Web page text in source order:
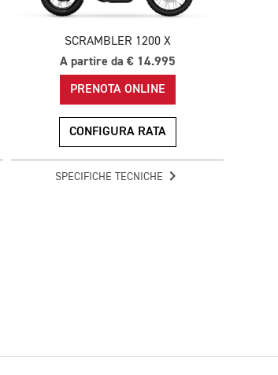
SCRAMBLER 1200 X
A partire da € 14.995
PRENOTA ONLINE
CONFIGURA RATA
SPECIFICHE TECNICHE